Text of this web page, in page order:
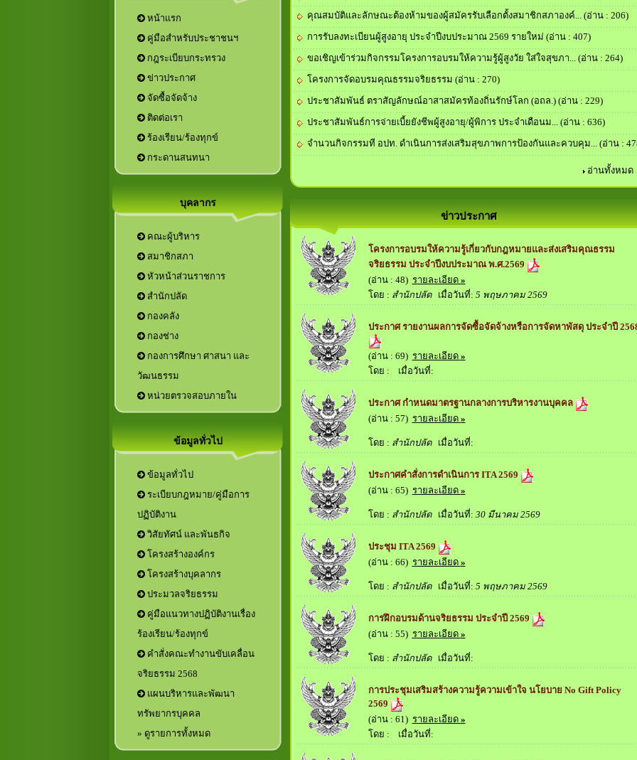
หน้าแรก
คู่มือสำหรับประชาชนฯ
กฎระเบียบกระทรวง
ข่าวประกาศ
จัดซื้อจัดจ้าง
ติดต่อเรา
ร้องเรียน/ร้องทุกข์
กระดานสนทนา
บุคลากร
คณะผู้บริหาร
สมาชิกสภา
หัวหน้าส่วนราชการ
กองการศึกษา ศาสนา และ
วัฒนธรรม
หน่วยตรวจสอบภายใน
ข้อมูลทั่วไป
ข้อมูลทั่วไป
ระเบียบกฎหมาย/คู่มือการ
ปฏิบัติงาน
วิสัยทัศน์ และพันธกิจ
โครงสร้างองค์กร
โครงสร้างบุคลากร
ประมวลจริยธรรม
คู่มือแนวทางปฏิบัติงานเรื่อง
ร้องเรียน/ร้องทุกข์
คำสั่งคณะทำงานขับเคลื่อน
จริยธรรม 2568
แผนบริหารและพัฒนา
ทรัพยากรบุคคล
» ดูรายการทั้งหมด
คุณสมบัติและลักษณะต้องห้ามของผู้สมัครรับเลือกตั้งสมาชิกสภาองค์... (อ่าน : 206)
การรับลงทะเบียนผู้สูงอายุ ประจำปีงบประมาณ 2569 รายใหม่ (อ่าน : 407)
ขอเชิญเข้าร่วมกิจกรรมโครงการอบรมให้ความรู้ผู้สูงวัย ใส่ใจสุขภา... (อ่าน : 264)
โครงการจัดอบรมคุณธรรมจริยธรรม (อ่าน : 270)
ประชาสัมพันธ์ ตราสัญลักษณ์อาสาสมัครท้องถิ่นรักษ์โลก (อถล.) (อ่าน : 229)
ประชาสัมพันธ์การจ่ายเบี้ยยังชีพผู้สูงอายุ/ผู้พิการ ประจำเดือนม... (อ่าน : 636)
จำนวนกิจกรรมที อปท. ดำเนินการส่งเสริมสุขภาพการป้องกันและควบคุม... (อ่าน :
อ่านทั้งหมด
ข่าวประกาศ
โครงการอบรมให้ความรู้เกี่ยวกับกฎหมายและส่งเสริมคุณธรรม
จริยธรรม ประจำปีงบประมาณ พ.ศ.2569
(อ่าน : 48) รายละเอียด »
โดย : สำนักปลัดเมื่อวันที่: 5 พฤษภาคม 2569
ประกาศ รายงานผลการจัดซื้อจัดจ้างหรือการจัดหาพัสดุ ประจำปี
(อ่าน : 69) รายละเอียด »
โดย :
เมื่อวันที่:
ประกาศ กำหนดมาตรฐานกลางการบริหารงานบุคคล
(อ่าน : 57) รายละเอียด »
โดย : สำนักปลัดเมื่อวันที่:
ประกาศคำสั่งการดำเนินการ ITA 2569
(อ่าน : 65) รายละเอียด »
โดย : สำนักปลัดเมื่อวันที่: 30 มีนาคม 2569
ประชุม ITA 2569
(อ่าน : 66) รายละเอียด »
โดย : สำนักปลัดเมื่อวันที่: 5 พฤษภาคม 2569
การฝึกอบรมด้านจริยธรรม ประจำปี 2569
(อ่าน : 55) รายละเอียด »
โดย : สำนักปลัดเมื่อวันที่:
การประชุมเสริมสร้างความรู้ความเข้าใจ นโยบาย No Gift Policy
2569
(อ่าน : 61) รายละเอียด »
โดย :
เมื่อวันที่: